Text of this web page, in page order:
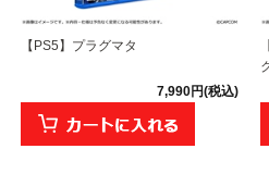
【PS5】プラグマタ
7,990円(税込)